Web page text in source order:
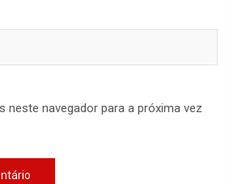
neste navegador para a próxima vez